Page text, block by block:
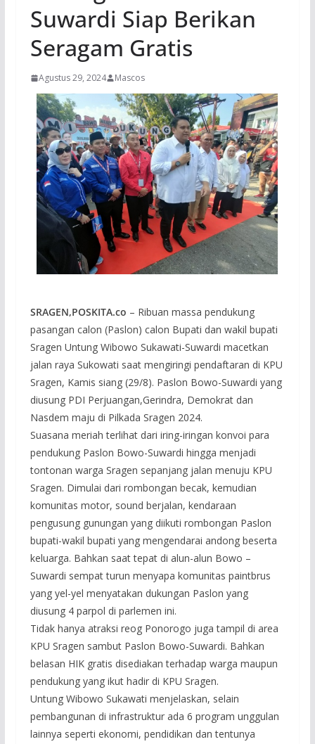
Suwardi Siap Berikan
Seragam Gratis
Agustus 29, 2024 Mascos
SRAGEN,POSKITA.co – Ribuan massa pendukung
pasangan calon (Paslon) calon Bupati dan wakil bupati
Sragen Untung Wibowo Sukawati-Suwardi macetkan
jalan raya Sukowati saat mengiringi pendaftaran di KPU
Sragen, Kamis siang (29/8). Paslon Bowo-Suwardi yang
diusung PDI Perjuangan,Gerindra, Demokrat dan
Nasdem maju di Pilkada Sragen 2024.
Suasana meriah terlihat dari iring-iringan konvoi para
pendukung Paslon Bowo-Suwardi hingga menjadi
tontonan warga Sragen sepanjang jalan menuju KPU
Sragen. Dimulai dari rombongan becak, kemudian
komunitas motor, sound berjalan, kendaraan
pengusung gunungan yang diikuti rombongan Paslon
bupati-wakil bupati yang mengendarai andong beserta
keluarga. Bahkan saat tepat di alun-alun Bowo –
Suwardi sempat turun menyapa komunitas paintbrus
yang yel-yel menyatakan dukungan Paslon yang
diusung 4 parpol di parlemen ini.
Tidak hanya atraksi reog Ponorogo juga tampil di area
KPU Sragen sambut Paslon Bowo-Suwardi. Bahkan
belasan HIK gratis disediakan terhadap warga maupun
pendukung yang ikut hadir di KPU Sragen.
Untung Wibowo Sukawati menjelaskan, selain
pembangunan di infrastruktur ada 6 program unggulan
lainnya seperti ekonomi, pendidikan dan tentunya